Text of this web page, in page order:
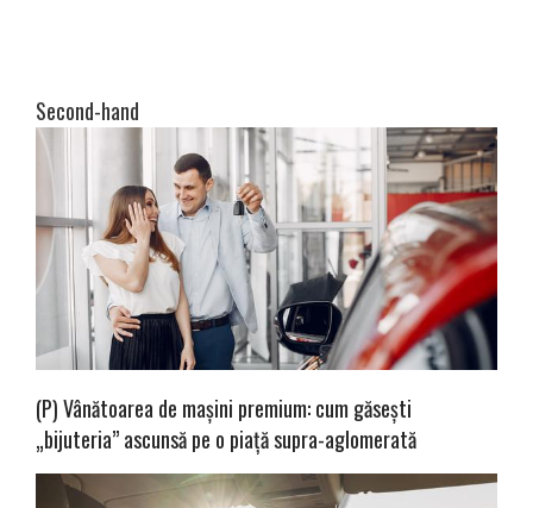
Second-hand
(P) Vânătoarea de mașini premium: cum găsești
„bijuteria” ascunsă pe o piață supra-aglomerată